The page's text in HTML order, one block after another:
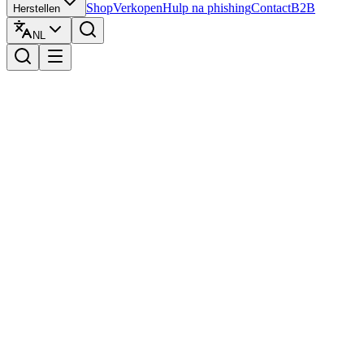
Herstellen ShopVerkopenHulp na phishingContactB2B
NL